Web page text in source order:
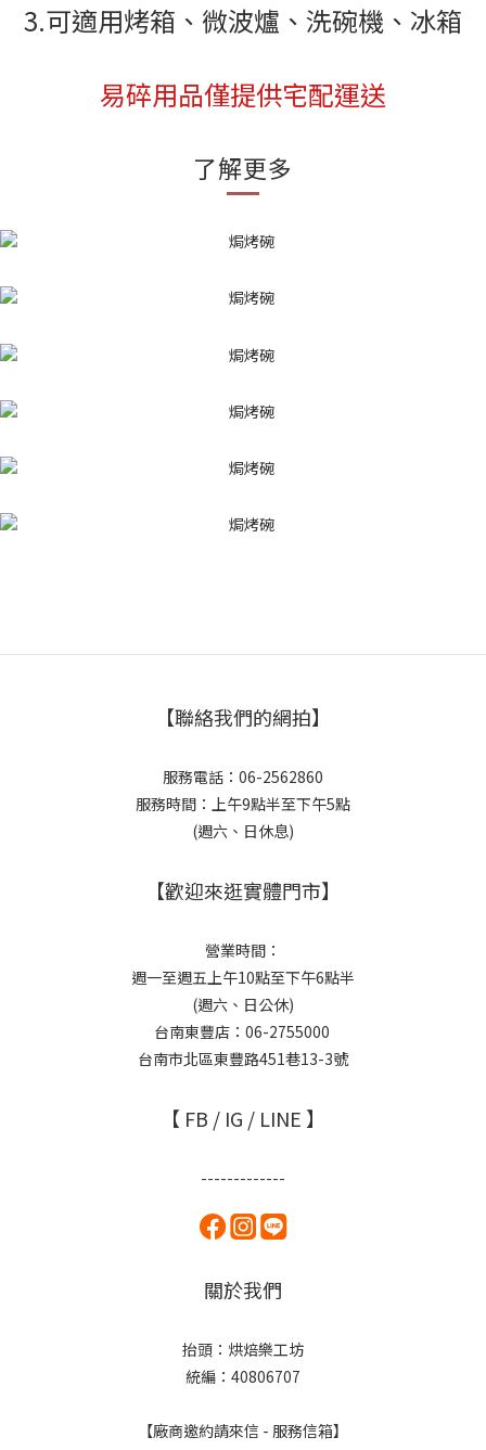
3.可適用烤箱、微波爐、洗碗機、冰箱
易碎用品僅提供宅配運送
了解更多
【聯絡我們的網拍】
服務電話：06-2562860
服務時間：上午9點半至下午5點
(週六、日休息)
【歡迎來逛實體門市】
營業時間：
週一至週五上午10點至下午6點半
(週六、日公休)
台南東豐店：06-2755000
台南市北區東豐路451巷13-3號
【 FB / IG / LINE 】
-------------
關於我們
抬頭：烘焙樂工坊
統編：40806707
【廠商邀約請來信 - 服務信箱】